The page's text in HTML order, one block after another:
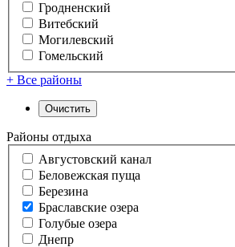
Гродненский
Витебский
Могилевский
Гомельский
+ Все районы
Районы отдыха
Августовский канал
Беловежская пуща
Березина
Браславские озера
Голубые озера
Днепр